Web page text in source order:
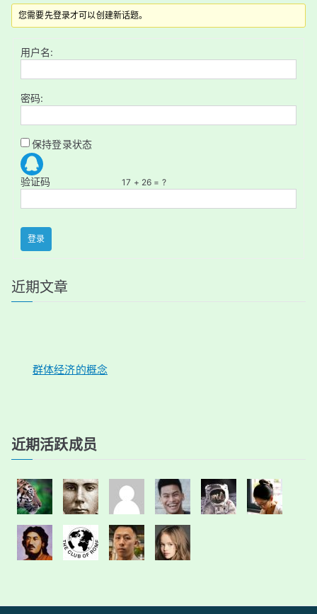
您需要先登录才可以创建新话题。
用户名:
密码:
保持登录状态
验证码 17 + 26 = ?
登录
近期文章
群体经济的概念
近期活跃成员